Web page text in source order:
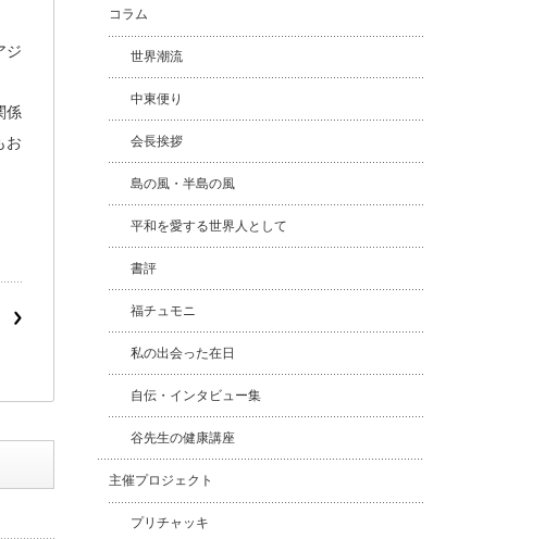
ジ
係
お
コラム
世界潮流
中東便り
会長挨拶
島の風・半島の風
平和を愛する世界人として
書評
福チュモニ
私の出会った在日
自伝・インタビュー集
谷先生の健康講座
主催プロジェクト
プリチャッキ